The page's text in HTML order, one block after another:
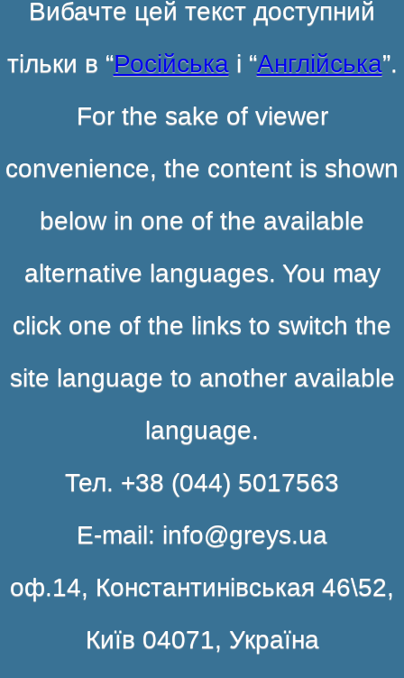
Вибачте цей текст доступний
тільки в “Російськаі “Англійська”.
For the sake of viewer
convenience, the content is shown
below in one of the available
alternative languages. You may
click one of the links to switch the
site language to another available
language.
Тел. +38 (044) 5017563
E-mail: info@greys.ua
оф.14, Константинівськая 46\52,
Київ 04071, Україна